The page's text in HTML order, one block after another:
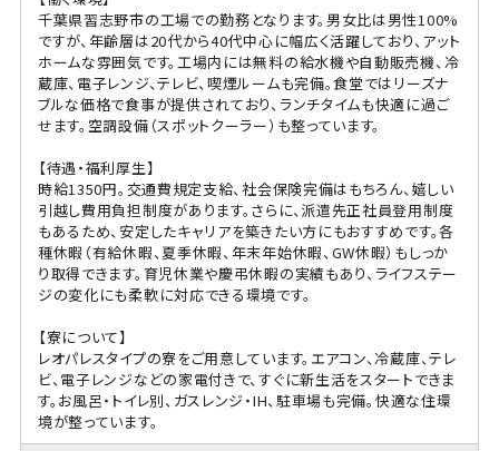
千葉県習志野市の工場での勤務となります。男女比は男性100%
ですが、年齢層は20代から40代中心に幅広く活躍しており、アット
ホームな雰囲気です。工場内には無料の給水機や自動販売機、冷
蔵庫、電子レンジ、テレビ、喫煙ルームも完備。食堂ではリーズナ
ブルな価格で食事が提供されており、ランチタイムも快適に過ご
せます。空調設備（スポットクーラー）も整っています。
【待遇・福利厚生】
時給1350円。交通費規定支給、社会保険完備はもちろん、嬉しい
引越し費用負担制度があります。さらに、派遣先正社員登用制度
もあるため、安定したキャリアを築きたい方にもおすすめです。各
種休暇（有給休暇、夏季休暇、年末年始休暇、GW休暇）もしっか
り取得できます。育児休業や慶弔休暇の実績もあり、ライフステー
ジの変化にも柔軟に対応できる環境です。
【寮について】
レオパレスタイプの寮をご用意しています。エアコン、冷蔵庫、テレ
ビ、電子レンジなどの家電付きで、すぐに新生活をスタートできま
す。お風呂・トイレ別、ガスレンジ・IH、駐車場も完備。快適な住環
境が整っています。